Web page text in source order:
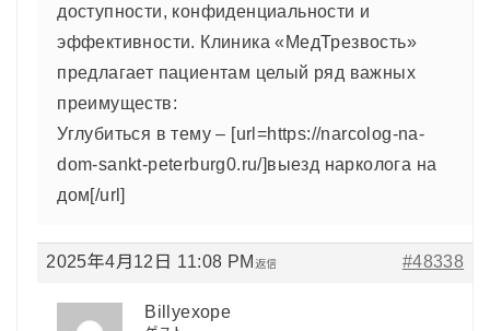
доступности, конфиденциальности и
эффективности. Клиника «МедТрезвость»
предлагает пациентам целый ряд важных
преимуществ:
Углубиться в тему – [url=https://narcolog-na-
dom-sankt-peterburg0.ru/]выезд нарколога на
дом[/url]
2025年4月12日 11:08 PM #48338
返信
Billyexope